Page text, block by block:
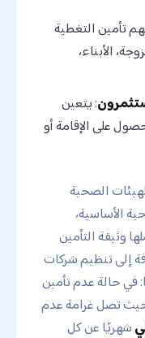
تأمين التغطية
الأبناء،
: يتعين
على الإقامة أو
الصحية
الأساسية،
وثيقة التأمين
إلى تنظيم شركات
في حالة عدم تأمين
تصل غرامة عدم
شهريًا عن كل